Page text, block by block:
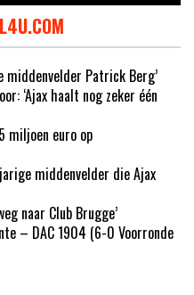
Patrick Berg’
‘Ajax haalt nog zeker één
miljoen euro op
middenvelder die Ajax
naar Club Brugge’
– DAC 1904 (6-0 Voorronde